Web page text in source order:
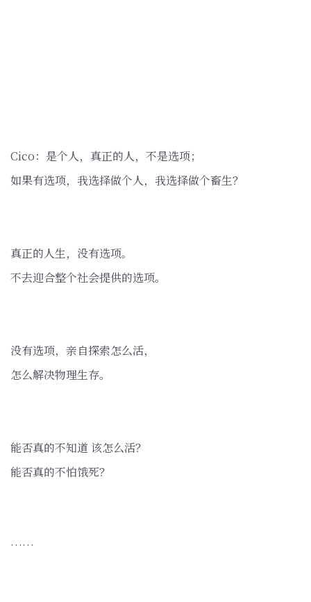
Cico：是个人，真正的人，不是选项；
如果有选项，我选择做个人，我选择做个畜生？
真正的人生，没有选项。
不去迎合整个社会提供的选项。
没有选项，亲自探索怎么活，
怎么解决物理生存。
能否真的不知道 该怎么活？
能否真的不怕饿死？
……